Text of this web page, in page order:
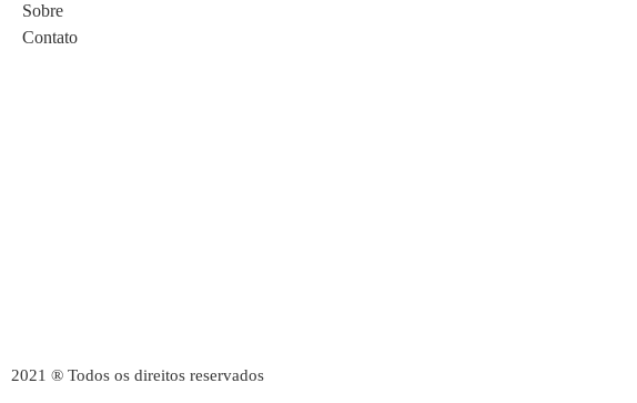
Sobre
Contato
2021 ® Todos os direitos reservados